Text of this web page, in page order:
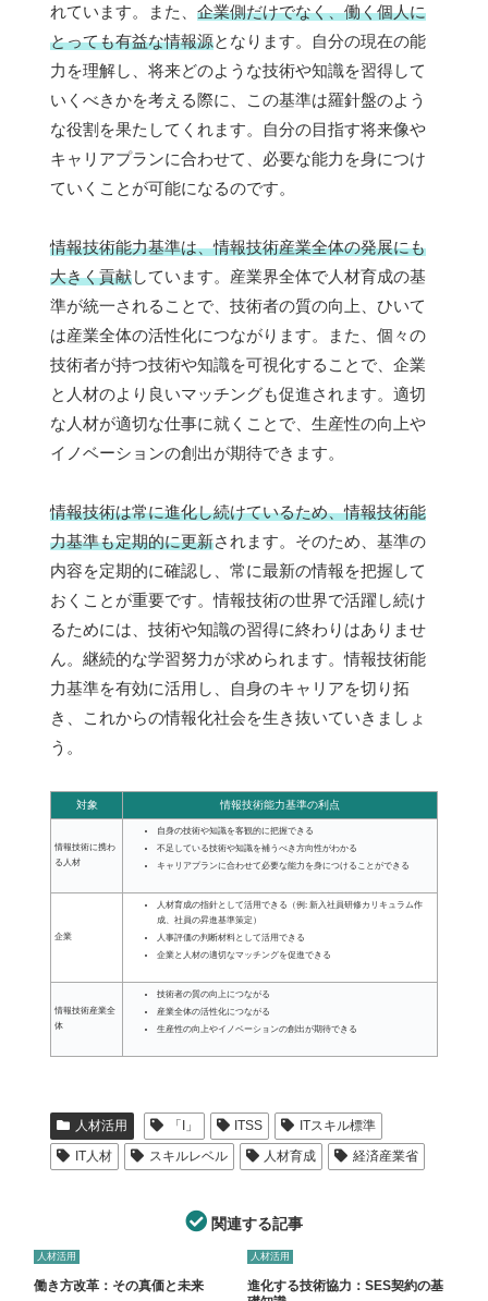
れています。また、 企業側だけでなく、働く個人に
とっても有益な情報源となります。自分の現在の能
力を理解し、将来どのような技術や知識を習得して
いくべきかを考える際に、この基準は羅針盤のよう
な役割を果たしてくれます。自分の目指す将来像や
キャリアプランに合わせて、必要な能力を身につけ
ていくことが可能になるのです。
情報技術能力基準は、情報技術産業全体の発展にも
大きく貢献しています。産業界全体で人材育成の基
準が統一されることで、技術者の質の向上、ひいて
は産業全体の活性化につながります。また、個々の
技術者が持つ技術や知識を可視化することで、企業
と人材のより良いマッチングも促進されます。適切
な人材が適切な仕事に就くことで、生産性の向上や
イノベーションの創出が期待できます。
情報技術は常に進化し続けているため、情報技術能
力基準も定期的に更新されます。そのため、基準の
内容を定期的に確認し、常に最新の情報を把握して
おくことが重要です。情報技術の世界で活躍し続け
るためには、技術や知識の習得に終わりはありませ
ん。継続的な学習努力が求められます。情報技術能
力基準を有効に活用し、自身のキャリアを切り拓
き、これからの情報化社会を生き抜いていきましょ
う。
対象 情報技術能力基準の利点
情報技術に携わ
る人材
自身の技術や知識を客観的に把握できる
不足している技術や知識を補うべき方向性がわかる
キャリアプランに合わせて必要な能力を身につけることができる
企業
人材育成の指針として活用できる（例: 新入社員研修カリキュラム作
成、社員の昇進基準策定）
人事評価の判断材料として活用できる
企業と人材の適切なマッチングを促進できる
情報技術産業全
体
技術者の質の向上につながる
産業全体の活性化につながる
生産性の向上やイノベーションの創出が期待できる
人材活用 「I」 ITSS
ITスキル標準
IT人材
スキルレベル 人材育成 経済産業省
関連する記事
人材活用
働き方改革：その真価と未来
人材活用
進化する技術協力：SES契約の基